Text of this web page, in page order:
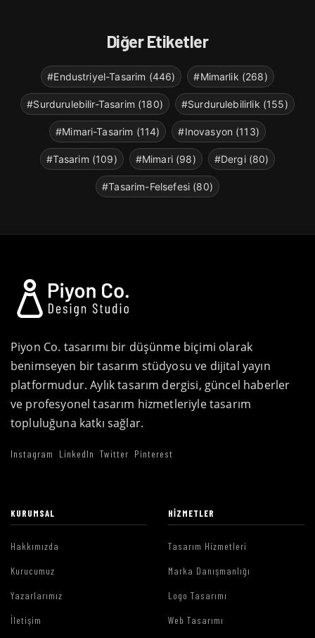
Diğer Etiketler
#Endustriyel-Tasarim (446) #Mimarlik (268)
#Surdurulebilir-Tasarim (180) #Surdurulebilirlik (155)
#Mimari-Tasarim (114) #Inovasyon (113)
#Tasarim (109) #Mimari (98) #Dergi (80)
#Tasarim-Felsefesi (80)
Piyon Co. tasarımı bir düşünme biçimi olarak
benimseyen bir tasarım stüdyosu ve dijital yayın
platformudur. Aylık tasarım dergisi, güncel haberler
ve profesyonel tasarım hizmetleriyle tasarım
topluluğuna katkı sağlar.
Instagram LinkedIn Twitter Pinterest
KURUMSAL
Hakkımızda
Kurucumuz
Yazarlarımız
İletişim
HIZMETLER
Tasarım Hizmetleri
Marka Danışmanlığı
Logo Tasarımı
Web Tasarımı